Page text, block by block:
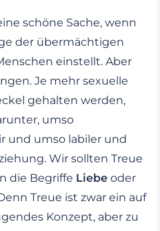
schöne Sache, wenn
der übermächtigen
einstellt. Aber
Je mehr sexuelle
gehalten werden,
umso
und umso labiler und
Wir sollten Treue
die Begriffe Liebe oder
Treue ist zwar ein auf
Konzept, aber zu